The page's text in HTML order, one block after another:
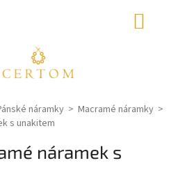
náramky
Macramé náramky
s unakitem
náramek s